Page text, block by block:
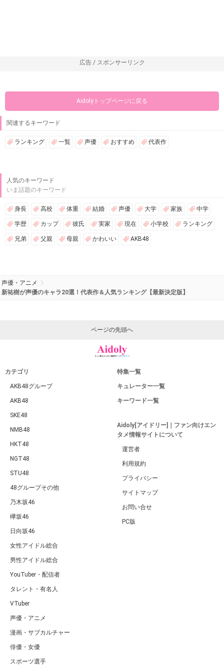
広告 / スポンサーリンク
Aidolyトップページに戻る
関連するキーワード
ランキング 一覧 声優 おすすめ 代表作
人気のキーワード
いま話題のキーワード
身長 高校 体重 結婚 声優 大学 家族 中学
学歴 カップ 彼氏 実家 現在 小学校 ランキング
兄弟 父親 母親 かわいい AKB48
声優・アニメ
新祐樹が声優のキャラ20選！代表作＆人気ランキング【最新決定版】
ページの先頭へ
カテゴリ
AKB48グループ
AKB48
SKE48
NMB48
HKT48
NGT48
STU48
48グループその他
乃木坂46
欅坂46
日向坂46
女性アイドル総合
男性アイドル総合
YouTuber・配信者
タレント・有名人
VTuber
声優・アニメ
漫画・サブカルチャー
俳優・女優
スポーツ選手
特集一覧
キュレーター一覧
キーワード一覧
Aidoly[アイドリー]｜ファン向けエン
タメ情報サイトについて
運営者
利用規約
プライバシー
サイトマップ
お問い合せ
PC版